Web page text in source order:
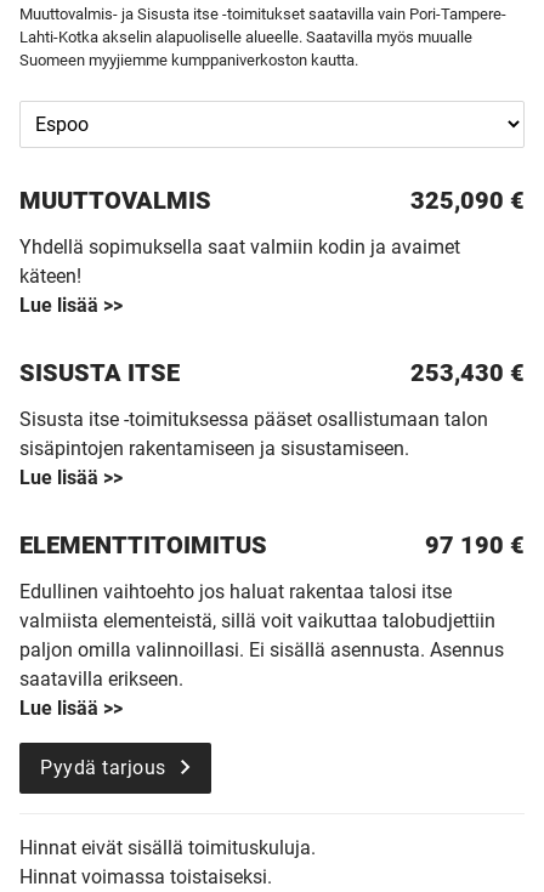
Muuttovalmis- ja Sisusta itse -toimitukset saatavilla vain Pori-Tampere-
Lahti-Kotka akselin alapuoliselle alueelle. Saatavilla myös muualle
Suomeen myyjiemme kumppaniverkoston kautta.
MUUTTO­VALMIS 325,090 €
Yhdellä sopimuksella saat valmiin kodin ja avaimet
käteen!
Lue lisää >>
SISUSTA ITSE 253,430 €
Sisusta itse -toimituksessa pääset osallistumaan talon
sisäpintojen rakentamiseen ja sisustamiseen.
Lue lisää >>
ELEMENTTITOIMITUS 97 190 €
Edullinen vaihtoehto jos haluat rakentaa talosi itse
valmiista elementeistä, sillä voit vaikuttaa talobudjettiin
paljon omilla valinnoillasi. Ei sisällä asennusta. Asennus
saatavilla erikseen.
Lue lisää >>
Pyydä tarjous
Hinnat eivät sisällä toimituskuluja.
Hinnat voimassa toistaiseksi.